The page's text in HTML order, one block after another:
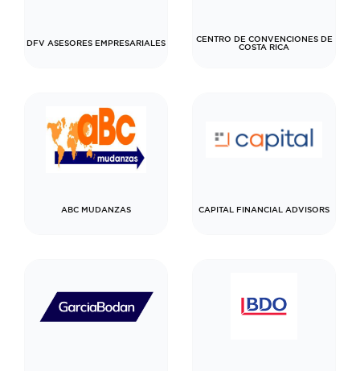
DFV ASESORES EMPRESARIALES
CENTRO DE CONVENCIONES DE
COSTA RICA
ABC MUDANZAS CAPITAL FINANCIAL ADVISORS